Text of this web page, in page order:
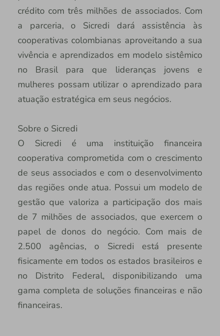
crédito com três milhões de associados. Com
a parceria, o Sicredi dará assistência às
cooperativas colombianas aproveitando a sua
vivência e aprendizados em modelo sistêmico
no Brasil para que lideranças jovens e
mulheres possam utilizar o aprendizado para
atuação estratégica em seus negócios.
Sobre o Sicredi
O Sicredi é uma instituição financeira
cooperativa comprometida com o crescimento
de seus associados e com o desenvolvimento
das regiões onde atua. Possui um modelo de
gestão que valoriza a participação dos mais
de 7 milhões de associados, que exercem o
papel de donos do negócio. Com mais de
2.500 agências, o Sicredi está presente
fisicamente em todos os estados brasileiros e
no Distrito Federal, disponibilizando uma
gama completa de soluções financeiras e não
financeiras.